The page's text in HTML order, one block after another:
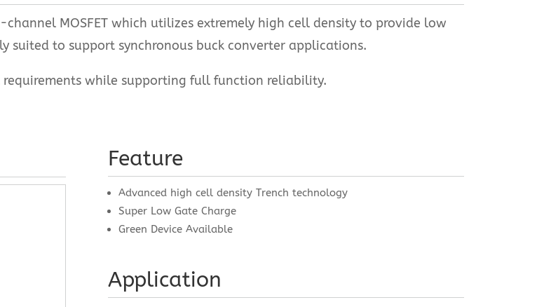
MOSFET which utilizes extremely high cell density to provide low
suited to support synchronous buck converter applications.
requirements while supporting full function reliability.
Feature
Advanced high cell density Trench technology
Super Low Gate Charge
Green Device Available
Application